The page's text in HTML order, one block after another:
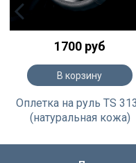
1700 руб
В корзину
Оплетка на руль TS
(натуральная кожа)